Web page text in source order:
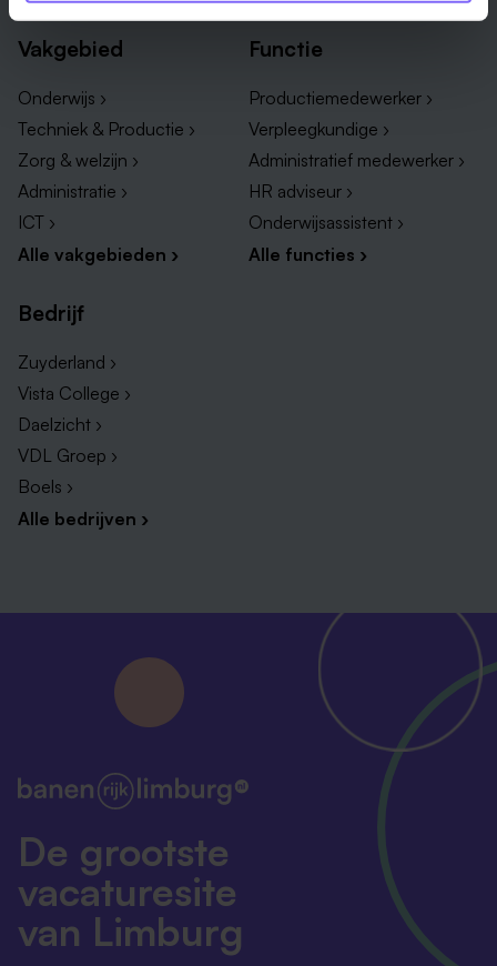
Vakgebied
Onderwijs ›
Techniek & Productie ›
Zorg & welzijn ›
Administratie ›
ICT ›
Alle vakgebieden ›
Functie
Productiemedewerker ›
Verpleegkundige ›
Administratief medewerker ›
HR adviseur ›
Onderwijsassistent ›
Alle functies ›
Bedrijf
Zuyderland ›
Vista College ›
Daelzicht ›
VDL Groep ›
Boels ›
Alle bedrijven ›
De grootste
vacaturesite
van Limburg